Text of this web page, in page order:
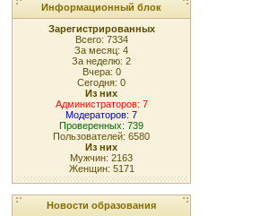
Информационный блок
Зарегистрированных
Всего: 7334
За месяц: 4
За неделю: 2
Вчера: 0
Сегодня: 0
Из них
Администраторов: 7
Модераторов: 7
Проверенных: 739
Пользователей: 6580
Из них
Мужчин: 2163
Женщин: 5171
Новости образования